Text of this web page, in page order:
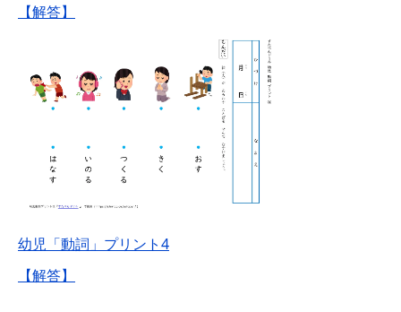
【解答】
幼児「動詞」プリント4
【解答】